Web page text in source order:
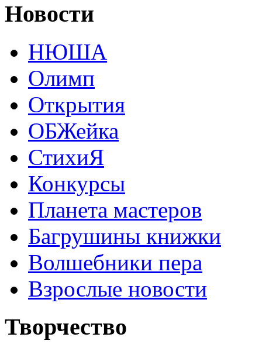
Новости
НЮША
Олимп
Открытия
ОБЖейка
СтихиЯ
Конкурсы
Планета мастеров
Багрушины книжки
Волшебники пера
Взрослые новости
Творчество